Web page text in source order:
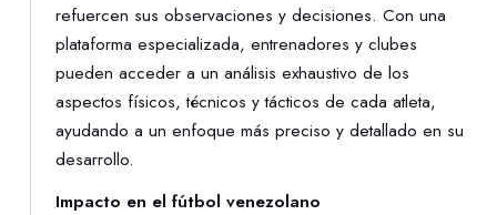
refuercen sus observaciones y decisiones. Con una
plataforma especializada, entrenadores y clubes
pueden acceder a un análisis exhaustivo de los
aspectos físicos, técnicos y tácticos de cada atleta,
ayudando a un enfoque más preciso y detallado en su
desarrollo.
Impacto en el fútbol venezolano